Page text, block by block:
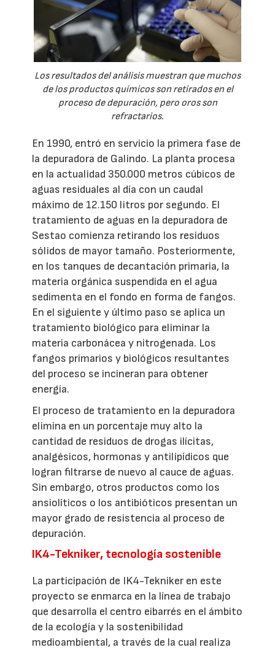
Los resultados del análisis muestran que muchos
de los productos químicos son retirados en el
proceso de depuración, pero oros son
refractarios.
En 1990, entró en servicio la primera fase de
la depuradora de Galindo. La planta procesa
en la actualidad 350.000 metros cúbicos de
aguas residuales al día con un caudal
máximo de 12.150 litros por segundo. El
tratamiento de aguas en la depuradora de
Sestao comienza retirando los residuos
sólidos de mayor tamaño. Posteriormente,
en los tanques de decantación primaria, la
materia orgánica suspendida en el agua
sedimenta en el fondo en forma de fangos.
En el siguiente y último paso se aplica un
tratamiento biológico para eliminar la
materia carbonácea y nitrogenada. Los
fangos primarios y biológicos resultantes
del proceso se incineran para obtener
energía.
El proceso de tratamiento en la depuradora
elimina en un porcentaje muy alto la
cantidad de residuos de drogas ilícitas,
analgésicos, hormonas y antilipídicos que
logran filtrarse de nuevo al cauce de aguas.
Sin embargo, otros productos como los
ansiolíticos o los antibióticos presentan un
mayor grado de resistencia al proceso de
depuración.
IK4-Tekniker, tecnología sostenible
La participación de IK4-Tekniker en este
proyecto se enmarca en la línea de trabajo
que desarrolla el centro eibarrés en el ámbito
de la ecología y la sostenibilidad
medioambiental, a través de la cual realiza